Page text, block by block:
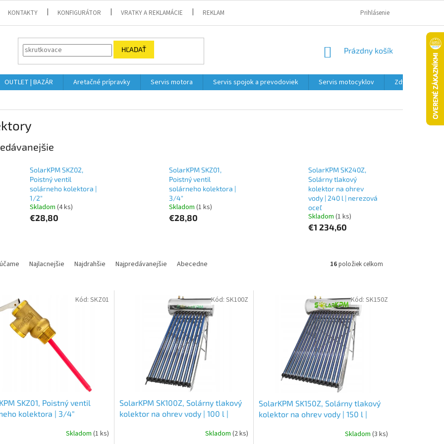
KONTAKTY KONFIGURÁTOR VRATKY A REKLAMÁCIE REKLAMAČNÝ PORIADOK A PODMIENKY OBCHODNÉ PODMIENKY
Prihlásenie
HĽADAŤ
NÁKUPNÝ
Prázdny košík
OUTLET | BAZÁR Aretačné prípravky Servis motora Servis spojok a prevodoviek Servis motocyklov Zdviháky
SolarKPM SKZ02,
Poistný ventil
solárneho kolektora |
1/2"
Skladom (4 ks)
€28,80
SolarKPM SKZ01,
Poistný ventil
solárneho kolektora |
3/4"
Skladom (1 ks)
€28,80
SolarKPM SK240Z,
Solárny tlakový
kolektor na ohrev
vody | 240 l | nerezová
oceľ
Skladom (1 ks)
€1 234,60
Najlacnejšie Najdrahšie Najpredávanejšie Abecedne 16položiek celkom
SKZ01, Poistný ventil
kolektora | 3/4"
Skladom (1 ks)
Kód: SKZ01
SolarKPM SK100Z, Solárny tlakový
kolektor na ohrev vody | 100 l |
Skladom (2 ks)
Kód: SK100Z
SolarKPM SK150Z, Solárny tlakový
kolektor na ohrev vody | 150 l |
Skladom (3 ks)
Kód: SK150Z